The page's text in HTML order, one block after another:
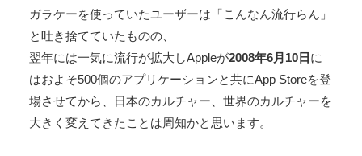
ガラケーを使っていたユーザーは「こんなん流行らん」
と吐き捨てていたものの、
翌年には一気に流行が拡大しAppleが2008年6月10日 に
はおよそ500個のアプリケーションと共にApp Storeを登
場させてから、日本のカルチャー、世界のカルチャーを
大きく変えてきたことは周知かと思います。